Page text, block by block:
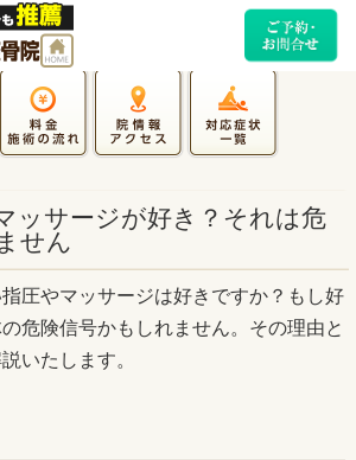
ッサージが好き？それは危
せん
圧やマッサージは好きですか？もし好
危険信号かもしれません。その理由と
いたします。